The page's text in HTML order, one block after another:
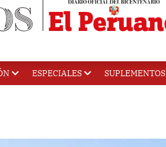
ESPECIALES SUPLEMENTOS